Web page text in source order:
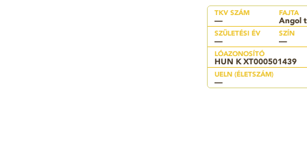
TKV SZÁM
—
FAJTA
Angol
SZÜLETÉSI ÉV
—
SZÍN
—
LÓAZONOSÍTÓ
HUN K XT000501439
UELN (ÉLETSZÁM)
—